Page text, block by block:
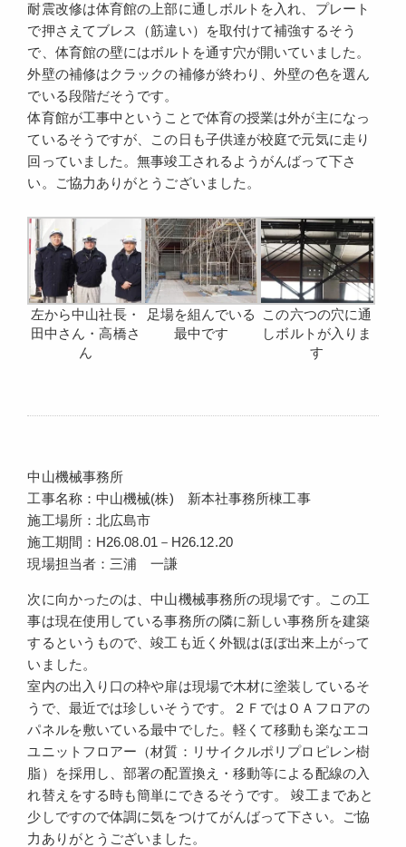
耐震改修は体育館の上部に通しボルトを入れ、プレート
で押さえてブレス（筋違い）を取付けて補強するそう
で、体育館の壁にはボルトを通す穴が開いていました。
外壁の補修はクラックの補修が終わり、外壁の色を選ん
でいる段階だそうです。
体育館が工事中ということで体育の授業は外が主になっ
ているそうですが、この日も子供達が校庭で元気に走り
回っていました。無事竣工されるようがんばって下さ
い。ご協力ありがとうございました。
左から中山社長・
田中さん・高橋さ
ん
足場を組んでいる
最中です
この六つの穴に通
しボルトが入りま
す
中山機械事務所
工事名称：中山機械(株) 新本社事務所棟工事
施工場所：北広島市
施工期間：H26.08.01－H26.12.20
現場担当者：三浦 一謙
次に向かったのは、中山機械事務所の現場です。この工
事は現在使用している事務所の隣に新しい事務所を建築
するというもので、竣工も近く外観はほぼ出来上がって
いました。
室内の出入り口の枠や扉は現場で木材に塗装しているそ
うで、最近では珍しいそうです。２ＦではＯＡフロアの
パネルを敷いている最中でした。軽くて移動も楽なエコ
ユニットフロアー（材質：リサイクルポリプロピレン樹
脂）を採用し、部署の配置換え・移動等による配線の入
れ替えをする時も簡単にできるそうです。 竣工まであと
少しですので体調に気をつけてがんばって下さい。ご協
力ありがとうございました。